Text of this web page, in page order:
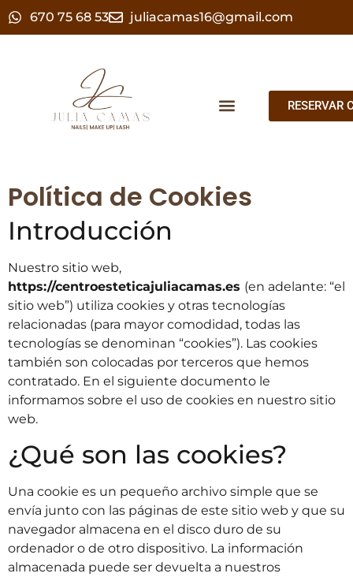
670 75 68 53 juliacamas16@gmail.com
RESERVAR
Política de Cookies
Introducción
Nuestro sitio web,
https://centroesteticajuliacamas.es (en adelante: “el
sitio web”) utiliza cookies y otras tecnologías
relacionadas (para mayor comodidad, todas las
tecnologías se denominan “cookies”). Las cookies
también son colocadas por terceros que hemos
contratado. En el siguiente documento le
informamos sobre el uso de cookies en nuestro sitio
web.
¿Qué son las cookies?
Una cookie es un pequeño archivo simple que se
envía junto con las páginas de este sitio web y que su
navegador almacena en el disco duro de su
ordenador o de otro dispositivo. La información
almacenada puede ser devuelta a nuestros